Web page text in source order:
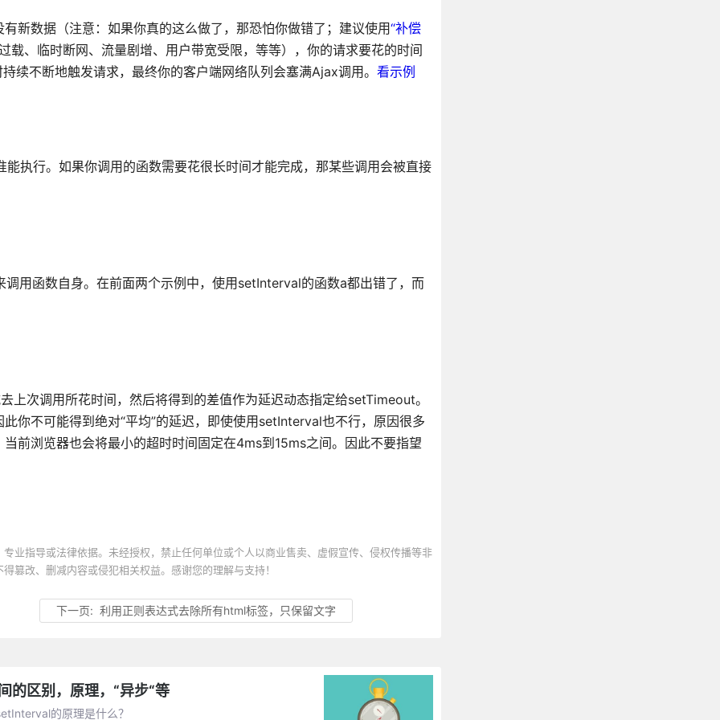
新数据（注意：如果你真的这么做了，那恐怕你做错了；建议使用“补偿
载、临时断网、流量剧增、用户带宽受限，等等），你的请求要花的时间
不断地触发请求，最终你的客户端网络队列会塞满Ajax调用。 看示例
执行。如果你调用的函数需要花很长时间才能完成，那某些调用会被直接
用函数自身。在前面两个示例中，使用setInterval的函数a都出错了，而
上次调用所花时间，然后将得到的差值作为延迟动态指定给setTimeout。
此你不可能得到绝对“平均”的延迟，即使使用setInterval也不行，原因很多
前浏览器也会将最小的超时时间固定在4ms到15ms之间。因此不要指望
业指导或法律依据。未经授权，禁止任何单位或个人以商业售卖、虚假宣传、侵权传播等非
篡改、删减内容或侵犯相关权益。感谢您的理解与支持！
下一页:利用正则表达式去除所有html标签，只保留文字
区别，原理，“异步“等
的原理是什么？